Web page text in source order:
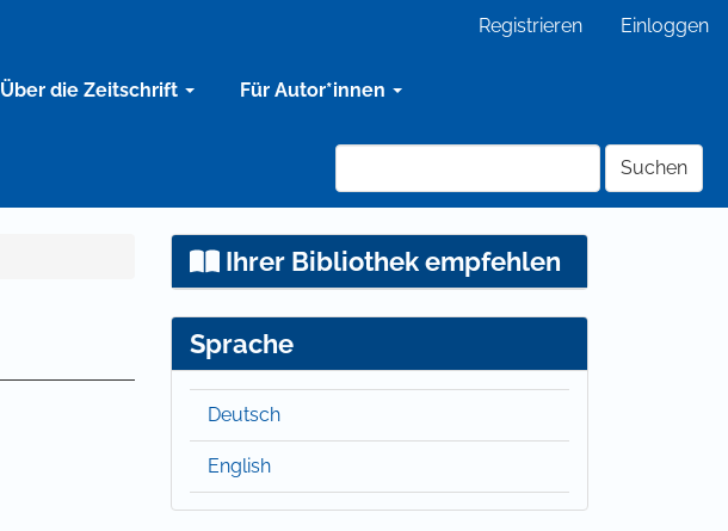
Registrieren Einloggen
Über die Zeitschrift Für Autor*innen
Suchen
Ihrer Bibliothek empfehlen
Sprache
Deutsch
English